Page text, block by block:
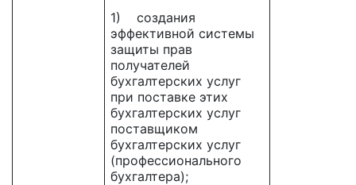
1) создания
эффективной системы
защиты прав
получателей
бухгалтерских услуг
при поставке этих
бухгалтерских услуг
поставщиком
бухгалтерских услуг
(профессионального
бухгалтера);